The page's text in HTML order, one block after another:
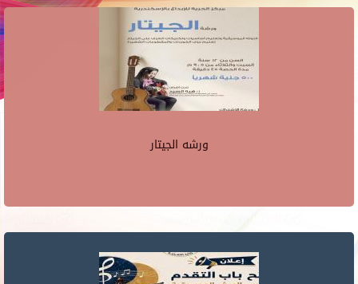
ورشه الجيتار